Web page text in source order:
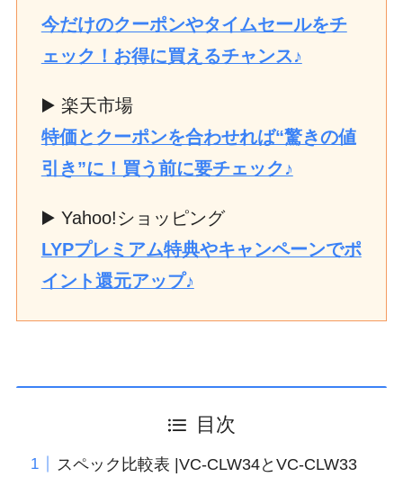
今だけのクーポンやタイムセールをチ
ェック！お得に買えるチャンス♪
▶️ 楽天市場
特価とクーポンを合わせれば“驚きの値
引き”に！買う前に要チェック♪
▶️ Yahoo!ショッピング
LYPプレミアム特典やキャンペーンでポ
イント還元アップ♪
目次
スペック比較表 |VC-CLW34とVC-CLW33